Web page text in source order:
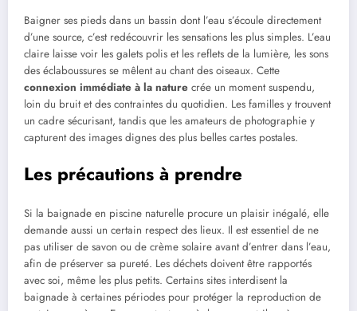
Baigner ses pieds dans un bassin dont l’eau s’écoule directement
d’une source, c’est redécouvrir les sensations les plus simples. L’eau
claire laisse voir les galets polis et les reflets de la lumière, les sons
des éclaboussures se mêlent au chant des oiseaux. Cette
connexion immédiate à la nature crée un moment suspendu,
loin du bruit et des contraintes du quotidien. Les familles y trouvent
un cadre sécurisant, tandis que les amateurs de photographie y
capturent des images dignes des plus belles cartes postales.
Les précautions à prendre
Si la baignade en piscine naturelle procure un plaisir inégalé, elle
demande aussi un certain respect des lieux. Il est essentiel de ne
pas utiliser de savon ou de crème solaire avant d’entrer dans l’eau,
afin de préserver sa pureté. Les déchets doivent être rapportés
avec soi, même les plus petits. Certains sites interdisent la
baignade à certaines périodes pour protéger la reproduction de